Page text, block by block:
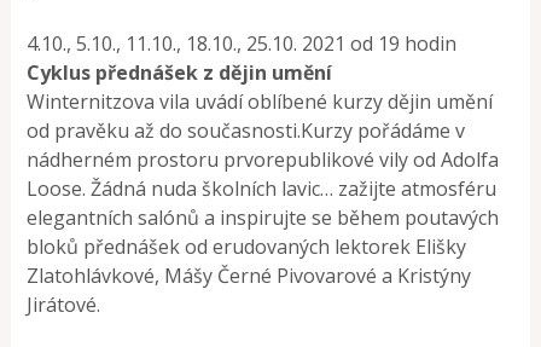
4.10., 5.10., 11.10., 18.10., 25.10. 2021 od 19 hodin
Cyklus přednášek z dějin umění
Winternitzova vila uvádí oblíbené kurzy dějin umění
od pravěku až do současnosti.Kurzy pořádáme v
nádherném prostoru prvorepublikové vily od Adolfa
Loose. Žádná nuda školních lavic… zažijte atmosféru
elegantních salónů a inspirujte se během poutavých
bloků přednášek od erudovaných lektorek Elišky
Zlatohlávkové, Mášy Černé Pivovarové a Kristýny
Jirátové.